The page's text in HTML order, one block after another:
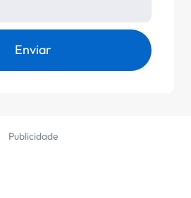
Enviar
Publicidade